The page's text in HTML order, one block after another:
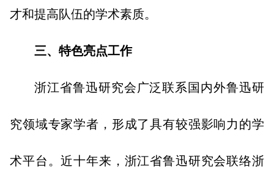
才和提高队伍的学术素质。
三、特色亮点工作
浙江省鲁迅研究会广泛联系国内外鲁迅研
究领域专家学者，形成了具有较强影响力的学
术平台。近十年来，浙江省鲁迅研究会联络浙